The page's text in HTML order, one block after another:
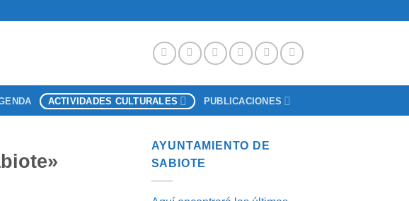
ACTIVIDADES CULTURALES PUBLICACIONES
AYUNTAMIENTO DE
SABIOTE